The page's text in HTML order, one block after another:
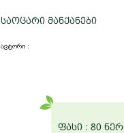
საოცარი მანქანები
ავტორი :
ფასი : 80